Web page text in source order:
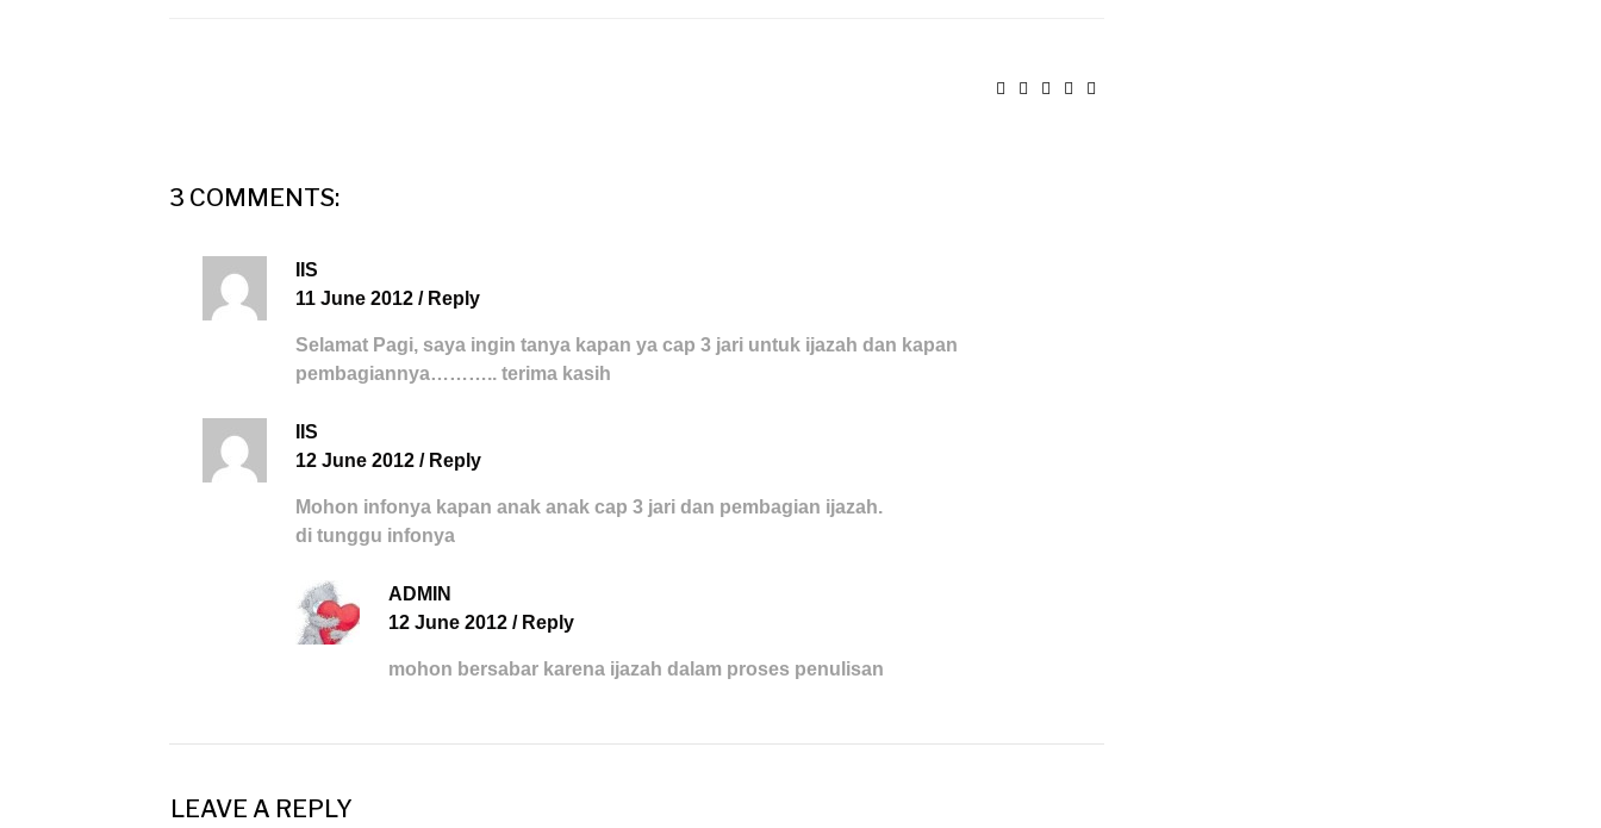
3 COMMENTS:
IIS
11 June 2012 / Reply
Selamat Pagi, saya ingin tanya kapan ya cap 3 jari untuk ijazah dan kapan
pembagiannya……….. terima kasih
IIS
12 June 2012 / Reply
Mohon infonya kapan anak anak cap 3 jari dan pembagian ijazah.
di tunggu infonya
ADMIN
12 June 2012 / Reply
mohon bersabar karena ijazah dalam proses penulisan
LEAVE A REPLY